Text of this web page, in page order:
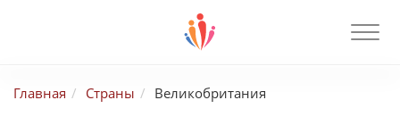
Главная Страны Великобритания